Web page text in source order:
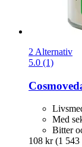
2 Alternativ
5.0 (1)
Med
Bitter
108 kr (1